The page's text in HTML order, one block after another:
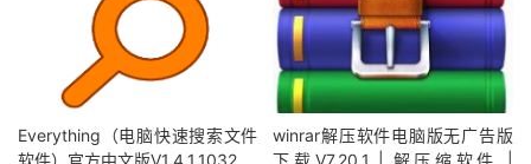
Everything（电脑快速搜索文件
winrar解压软件电脑版无广告版